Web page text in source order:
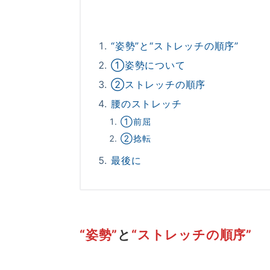
“姿勢”と“ストレッチの順序”
①姿勢について
②ストレッチの順序
腰のストレッチ
①前屈
②捻転
最後に
“姿勢”と “ストレッチの順序”